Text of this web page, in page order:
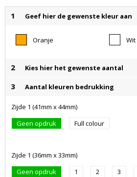
1 Geef hier de gewenste kleur aan
Oranje Wit
2 Kies hier het gewenste aantal
3 Aantal kleuren bedrukking
Zijde 1 (41mm x 44mm)
Geen opdruk
Full colour
Zijde 1 (36mm x 33mm)
Geen opdruk
1 2 3